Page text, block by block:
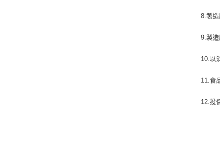
8.製
9.製
10.以
11.食
12.投